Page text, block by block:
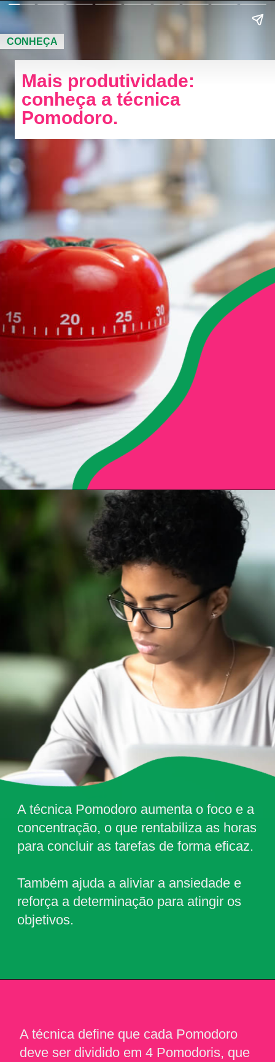
Mais produtividade:
conheça a técnica
Pomodoro.
CONHEÇA
A técnica Pomodoro aumenta o foco e a
concentração, o que rentabiliza as horas
para concluir as tarefas de forma eficaz.
Também ajuda a aliviar a ansiedade e
reforça a determinação para atingir os
objetivos.
A técnica define que cada Pomodoro
deve ser dividido em 4 Pomodoris, que